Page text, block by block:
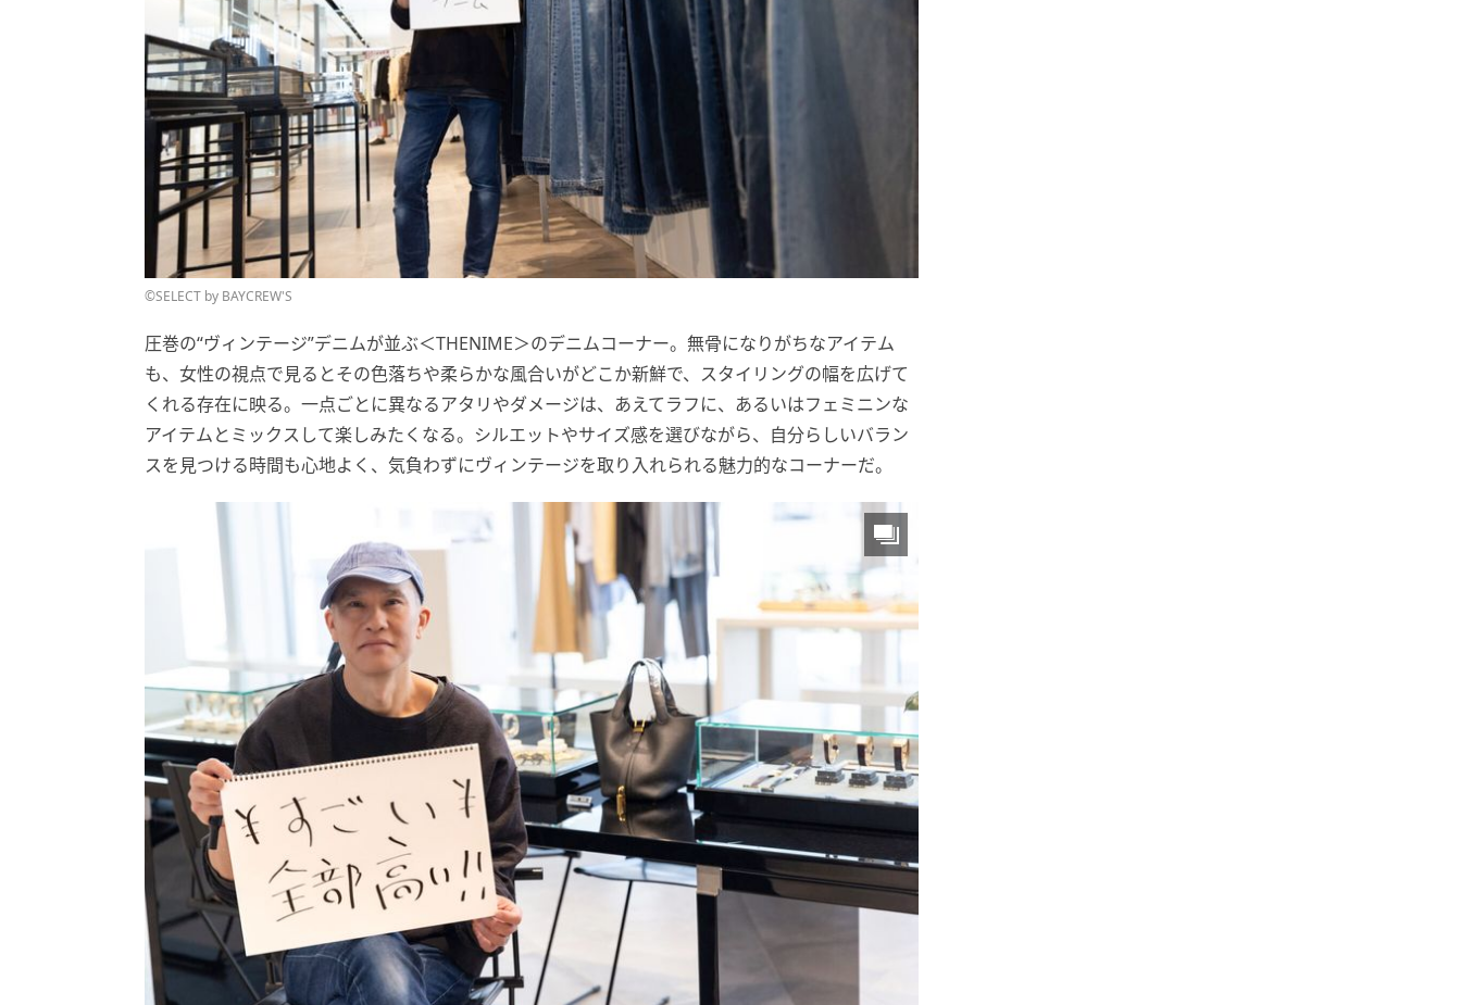
©SELECT by BAYCREW'S
圧巻の“ヴィンテージ”デニムが並ぶ＜THENIME＞のデニムコーナー。無骨になりがちなアイテム
も、女性の視点で見るとその色落ちや柔らかな風合いがどこか新鮮で、スタイリングの幅を広げて
くれる存在に映る。一点ごとに異なるアタリやダメージは、あえてラフに、あるいはフェミニンな
アイテムとミックスして楽しみたくなる。シルエットやサイズ感を選びながら、自分らしいバラン
スを見つける時間も心地よく、気負わずにヴィンテージを取り入れられる魅力的なコーナーだ。